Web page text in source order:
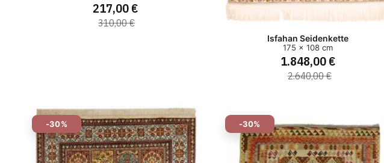
217,00 €
310,00 €
Isfahan Seidenkette
175 x 108 cm
1.848,00 €
2.640,00 €
-30% -30%